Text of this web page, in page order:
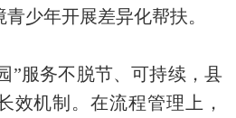
少年开展差异化帮扶。
”服务不脱节、可持续，县
效机制。在流程管理上，